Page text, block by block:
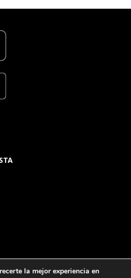
la mejor experiencia en